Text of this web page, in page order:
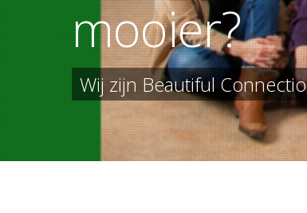
Hit enter to search or ESC to close
mooier?
Wij zijn Beautiful